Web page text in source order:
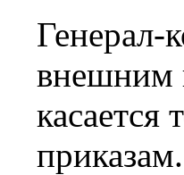
Генерал-
внешним
касается